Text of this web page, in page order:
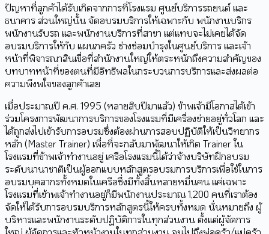
ปัญหาที่ลูกค้าได้รับเกิดจากการที่โรงแรม ศูนย์บริการรถยนต์ และ
ธนาคาร ส่วนใหญ่นั้น จัดอบรมบริการให้เฉพาะกับ พนักงานบริกร
พนักงานรับรถ และพนักงานบริการที่สาขา แต่แทบจะไม่เคยได้จัด
อบรมบริการให้กับ แผนกครัว ช่างซ่อมบำรุงในศูนย์บริการ และเจ้า
หน้าที่พิจารณาสินเชื่อที่สำนักงานใหญ่ให้ตระหนักถึงความสำคัญของ
บทบาทหน้าที่ของตนที่มีอิทธิพลในกระบวนการบริการและส่งผลต่อ
ความพึงพใจของลูกค้าเลย
เมื่อประมาณปี ค.ศ. 1995 (หลายสิบปีมาแล้ว) ข้าพเจ้ามีโอกาสได้เข้า
ร่วมโครงการพัฒนาการบริการของโรงแรมที่มีเครื่องข่ายอยู่ทั่วโลก และ
ได้ถูกส่งไปเข้ารับการอบรมซึ่งต้องผ่านการสอบปฏิบัติให้เป็นวิทยากร
หลัก (Master Trainer) เพื่อที่จะกลับมาพัฒนาให้เกิด Trainer ใน
โรงแรมที่ข้าพเจ้าทำงานอยู่ เครือโรงแรมนี้ได้ว่าจ้างบริษัทฝึกอบรม
ระดับนานาชาติเป็นผู้ออกแบบหลักสูตรอบรมการบริการเพื่อใช้ในการ
อบรมบุคลากรทั้งหมดในเครือซึ่งมีทั้งสิ้นหลายหมื่นคน แค่เฉพาะ
โรงแรมที่เข้าพเจ้าทำงานอยู่ก็มีพนักงานประมาณ 1,200 คนที่เราต้อง
จัดให้ได้รับการอบรมบริการหลักสูตรนี้ให้ครบทั้งหมด นั่นหมายถึง ผู้
บริหารและพนักงานระดับปฏิบัติการในทุกส่วนงาน ตั้งแต่ผู้จัดการ